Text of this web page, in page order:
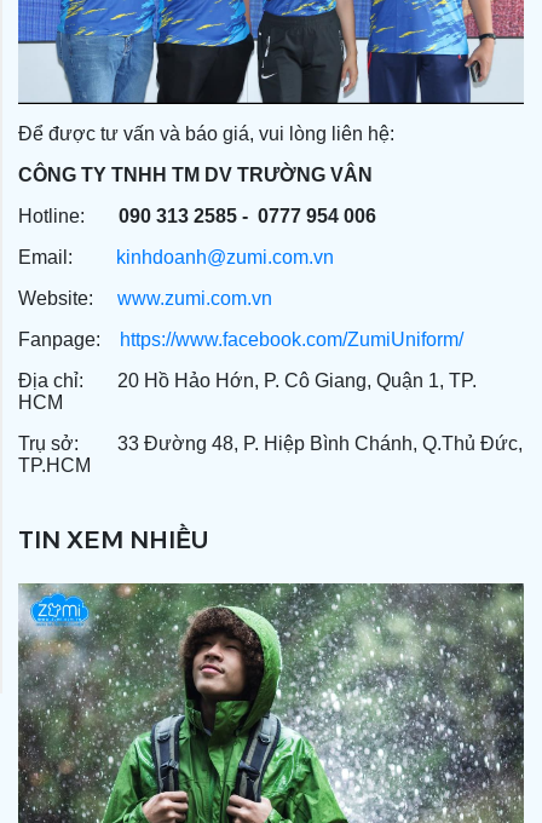
TIN XEM NHIỀU
Để được tư vấn và báo giá, vui lòng liên hệ:
CÔNG TY TNHH TM DV TRƯỜNG VÂN
Hotline: 090 313 2585 - 0777 954 006
Email:
kinhdoanh@zumi.com.vn
Website: www.zumi.com.vn
Fanpage:
https://www.facebook.com/ZumiUniform/
Địa chỉ: 20 Hồ Hảo Hớn, P. Cô Giang, Quận 1, TP.
HCM
Trụ sở: 33 Đường 48, P. Hiệp Bình Chánh, Q.Thủ Đức,
TP.HCM